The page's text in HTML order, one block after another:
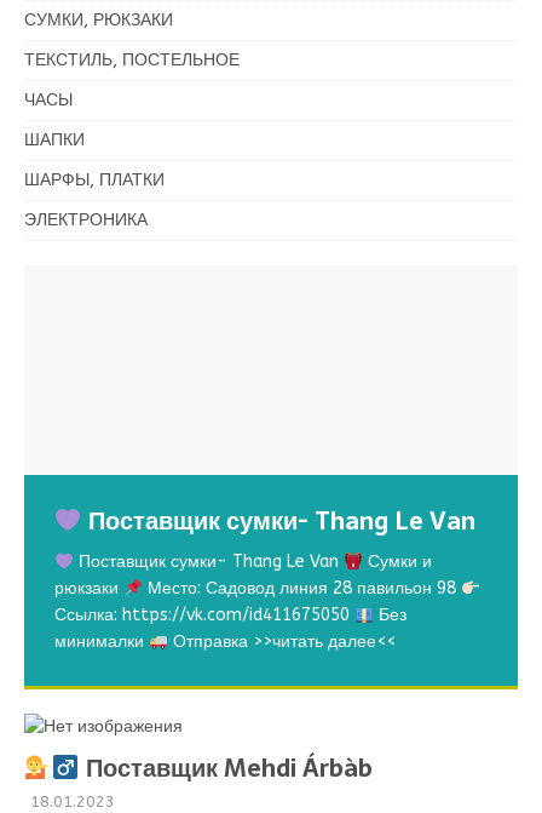
СУМКИ, РЮКЗАКИ
ТЕКСТИЛЬ, ПОСТЕЛЬНОЕ
ЧАСЫ
ШАПКИ
ШАРФЫ, ПЛАТКИ
ЭЛЕКТРОНИКА
Поставщик сумки- Thang Le Van
Поставщик сумки- Thang Le Van
Сумки и
рюкзаки
Место: Садовод линия 28 павильон 98
Ссылка: https://vk.com/id411675050
Без
минималки
Отправка >>читать далее<<
Поставщик Mehdi Árbàb
18.01.2023